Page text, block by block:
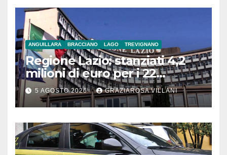
ANGUILLARA BRACCIANO LAGO TREVIGNANO
Regione Lazio: stanziati 4,2
milioni di euro per i 22
Comuni dell’Etruria
Meridionale
5 AGOSTO 2026 GRAZIAROSA VILLANI